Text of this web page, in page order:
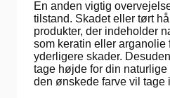
En anden vigtig
tilstand. Skadet eller tørt
produkter, der indeholder
som keratin eller arganolie
yderligere skader.
tage højde for din
den ønskede farve vil tage